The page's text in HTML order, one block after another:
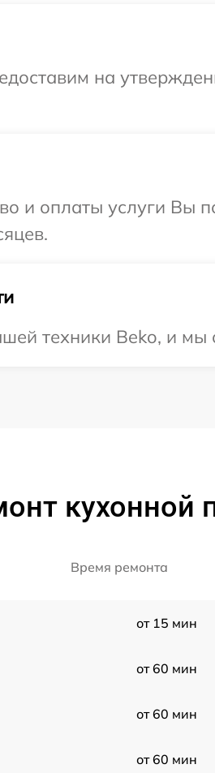
на
и оплаты услуги
техники Beko, и мы
кухонной
Время ремонта
от 15 мин
от 60 мин
от 60 мин
от 60 мин